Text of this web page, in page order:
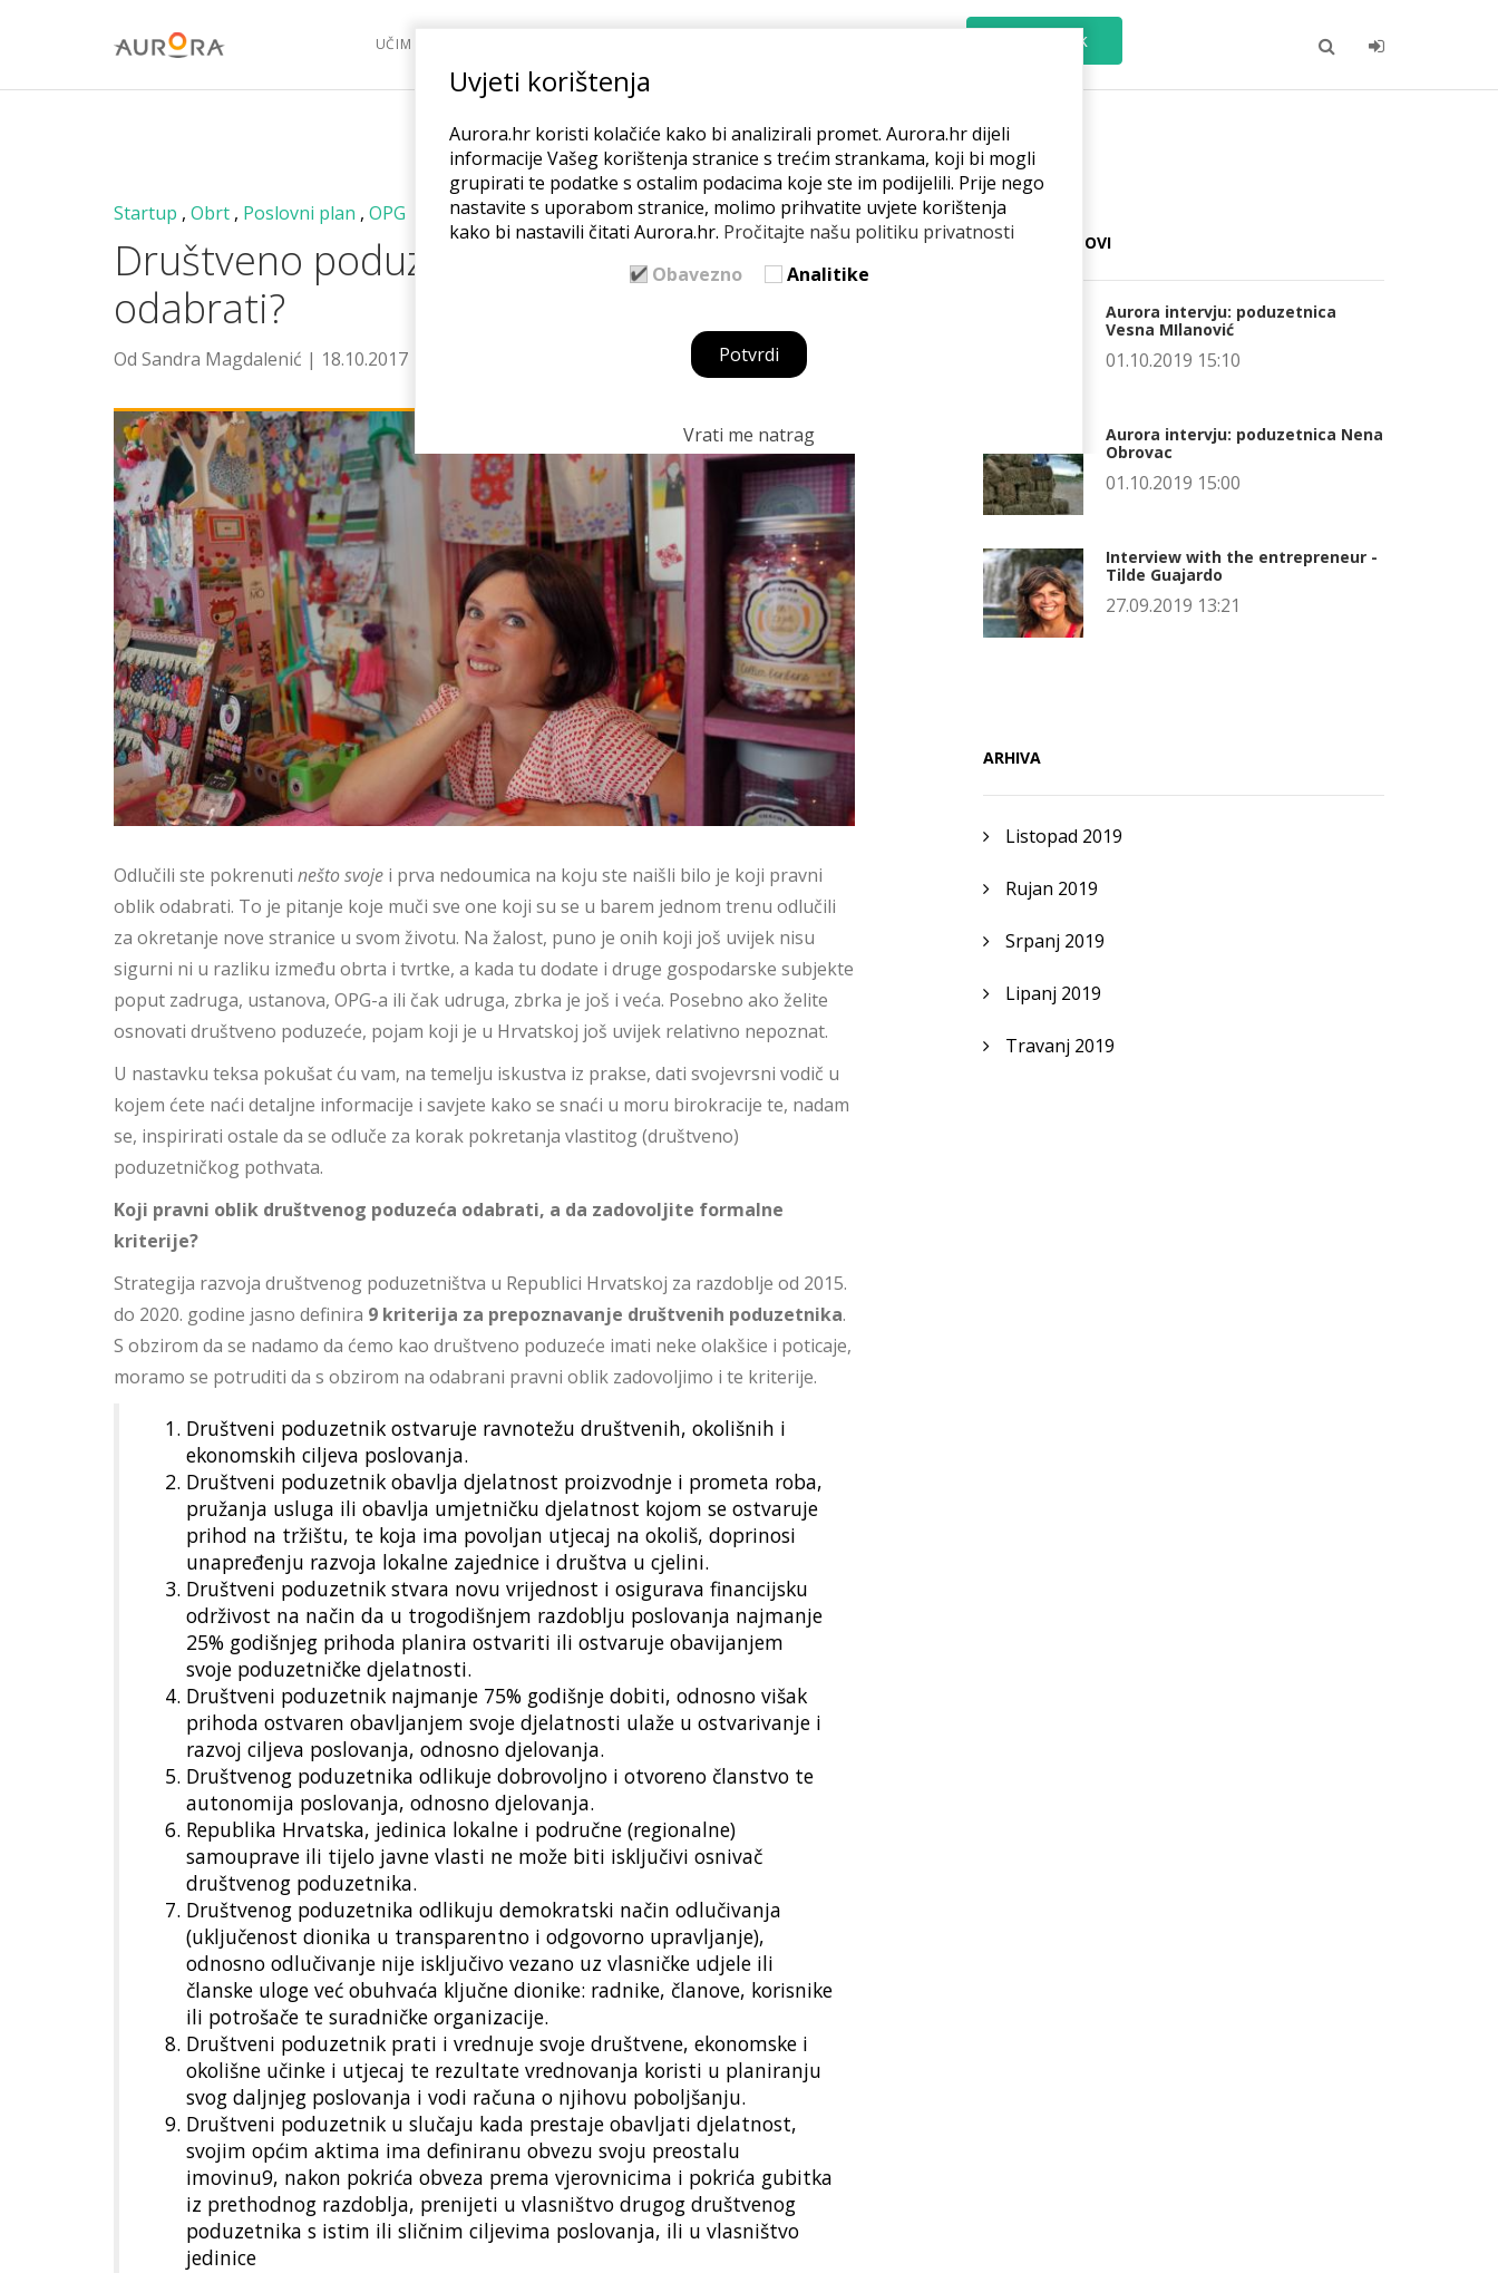
Uvjeti korištenja
Aurora.hr koristi kolačiće kako bi analizirali promet. Aurora.hr dijeli
informacije Vašeg korištenja stranice s trećim strankama, koji bi mogli
grupirati te podatke s ostalim podacima koje ste im podijelili. Prije nego
nastavite s uporabom stranice, molimo prihvatite uvjete korištenja
kako bi nastavili čitati Aurora.hr. Pročitajte našu politiku privatnosti
Obavezno
Analitike
Potvrdi
Vrati me natrag
UČIM Čarobnjak
Startup , Obrt , Poslovni plan , OPG
Društveno poduzeće – koji pravni oblik
odabrati?
Od Sandra Magdalenić | 18.10.2017 | Rubrike -
Odlučili ste pokrenuti nešto svoje i prva nedoumica na koju ste naišli bilo je koji pravni
oblik odabrati. To je pitanje koje muči sve one koji su se u barem jednom trenu odlučili
za okretanje nove stranice u svom životu. Na žalost, puno je onih koji još uvijek nisu
sigurni ni u razliku između obrta i tvrtke, a kada tu dodate i druge gospodarske subjekte
poput zadruga, ustanova, OPG-a ili čak udruga, zbrka je još i veća. Posebno ako želite
osnovati društveno poduzeće, pojam koji je u Hrvatskoj još uvijek relativno nepoznat.
U nastavku teksa pokušat ću vam, na temelju iskustva iz prakse, dati svojevrsni vodič u
kojem ćete naći detaljne informacije i savjete kako se snaći u moru birokracije te, nadam
se, inspirirati ostale da se odluče za korak pokretanja vlastitog (društveno)
poduzetničkog pothvata.
Koji pravni oblik društvenog poduzeća odabrati, a da zadovoljite formalne
kriterije?
Strategija razvoja društvenog poduzetništva u Republici Hrvatskoj za razdoblje od 2015.
do 2020. godine jasno definira 9 kriterija za prepoznavanje društvenih poduzetnika.
S obzirom da se nadamo da ćemo kao društveno poduzeće imati neke olakšice i poticaje,
moramo se potruditi da s obzirom na odabrani pravni oblik zadovoljimo i te kriterije.
Društveni poduzetnik ostvaruje ravnotežu društvenih, okolišnih i
ekonomskih ciljeva poslovanja.
Društveni poduzetnik obavlja djelatnost proizvodnje i prometa roba,
pružanja usluga ili obavlja umjetničku djelatnost kojom se ostvaruje
prihod na tržištu, te koja ima povoljan utjecaj na okoliš, doprinosi
unapređenju razvoja lokalne zajednice i društva u cjelini.
Društveni poduzetnik stvara novu vrijednost i osigurava financijsku
održivost na način da u trogodišnjem razdoblju poslovanja najmanje
25% godišnjeg prihoda planira ostvariti ili ostvaruje obavijanjem
svoje poduzetničke djelatnosti.
Društveni poduzetnik najmanje 75% godišnje dobiti, odnosno višak
prihoda ostvaren obavljanjem svoje djelatnosti ulaže u ostvarivanje i
razvoj ciljeva poslovanja, odnosno djelovanja.
Društvenog poduzetnika odlikuje dobrovoljno i otvoreno članstvo te
autonomija poslovanja, odnosno djelovanja.
Republika Hrvatska, jedinica lokalne i područne (regionalne)
samouprave ili tijelo javne vlasti ne može biti isključivi osnivač
društvenog poduzetnika.
Društvenog poduzetnika odlikuju demokratski način odlučivanja
(uključenost dionika u transparentno i odgovorno upravljanje),
odnosno odlučivanje nije isključivo vezano uz vlasničke udjele ili
članske uloge već obuhvaća ključne dionike: radnike, članove, korisnike
ili potrošače te suradničke organizacije.
Društveni poduzetnik prati i vrednuje svoje društvene, ekonomske i
okolišne učinke i utjecaj te rezultate vrednovanja koristi u planiranju
svog daljnjeg poslovanja i vodi računa o njihovu poboljšanju.
Društveni poduzetnik u slučaju kada prestaje obavljati djelatnost,
svojim općim aktima ima definiranu obvezu svoju preostalu
imovinu9, nakon pokrića obveza prema vjerovnicima i pokrića gubitka
iz prethodnog razdoblja, prenijeti u vlasništvo drugog društvenog
poduzetnika s istim ili sličnim ciljevima poslovanja, ili u vlasništvo
jedinice
ZADNJI POSTOVI
Aurora intervju: poduzetnica
Vesna MIlanović
01.10.2019 15:10
Aurora intervju: poduzetnica Nena
Obrovac
01.10.2019 15:00
Interview with the entrepreneur -
Tilde Guajardo
27.09.2019 13:21
ARHIVA
Listopad 2019
Rujan 2019
Srpanj 2019
Lipanj 2019
Travanj 2019